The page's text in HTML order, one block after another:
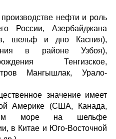
нефти и роль
России, Азербайджана
шельф и дно Каспия),
в районе Узбоя),
Тенгизское,
Мангышлак, Урало-
значение имеет
Америке (США, Канада,
море на шельфе
в Китае и Юго-Восточной